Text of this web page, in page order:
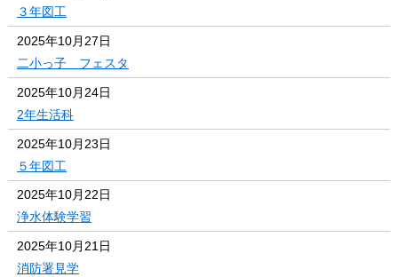
３年図工
2025年10月27日
二小っ子 フェスタ
2025年10月24日
2年生活科
2025年10月23日
５年図工
2025年10月22日
浄水体験学習
2025年10月21日
消防署見学